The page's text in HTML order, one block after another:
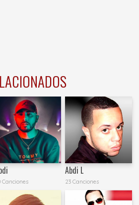
Canciones
Abdi L
23 Canciones